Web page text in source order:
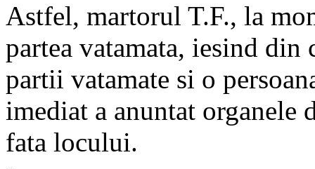
Astfel, martorul T.F., la
partea vatamata, iesind din
partii vatamate si o
imediat a anuntat organele
fata locului.